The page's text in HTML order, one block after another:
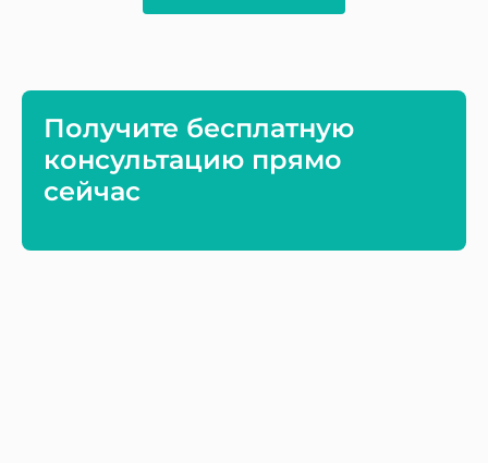
Получите бесплатную
консультацию прямо
сейчас